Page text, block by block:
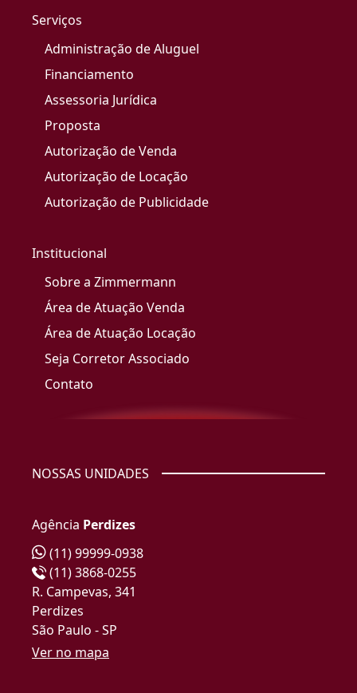
Serviços
Administração de Aluguel
Financiamento
Assessoria Jurídica
Proposta
Autorização de Venda
Autorização de Locação
Autorização de Publicidade
Institucional
Sobre a Zimmermann
Área de Atuação Venda
Área de Atuação Locação
Seja Corretor Associado
Contato
NOSSAS UNIDADES
Agência Perdizes
(11) 99999-0938
(11) 3868-0255
R. Campevas, 341
Perdizes
São Paulo - SP
Ver no mapa